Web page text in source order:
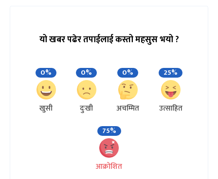
यो खबर पढेर तपाईलाई कस्तो महसुस भयो ?
0%
खुसी
0%
दुःखी
0%
अचम्मित
25%
उत्साहित
75%
आक्रोशित